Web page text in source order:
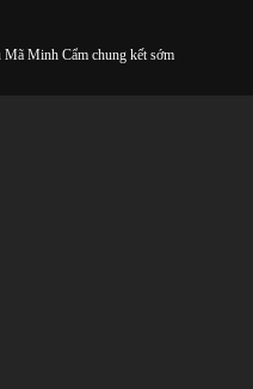
Mã Minh Cẩm chung kết sớm